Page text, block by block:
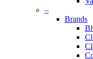
–
Brands